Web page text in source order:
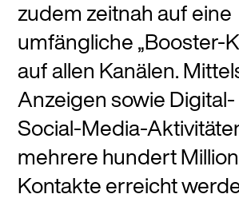
zudem zeitnah auf eine
umfängliche „Booster-
auf allen Kanälen.
Anzeigen sowie
Social-Media-
mehrere hundert
Kontakte erreicht